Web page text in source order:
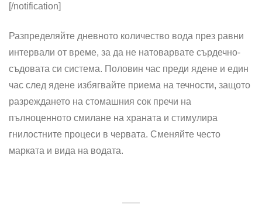
[/notification]
Разпределяйте дневното количество вода през равни
интервали от време, за да не натоварвате сърдечно-
съдовата си система. Половин час преди ядене и един
час след ядене избягвайте приема на течности, защото
разреждането на стомашния сок пречи на
пълноценното смилане на храната и стимулира
гнилостните процеси в червата. Сменяйте често
марката и вида на водата.